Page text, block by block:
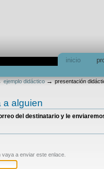
inicio
ejemplo didáctico →presentación
a alguien
del destinatario y le
vaya a enviar este enlace.